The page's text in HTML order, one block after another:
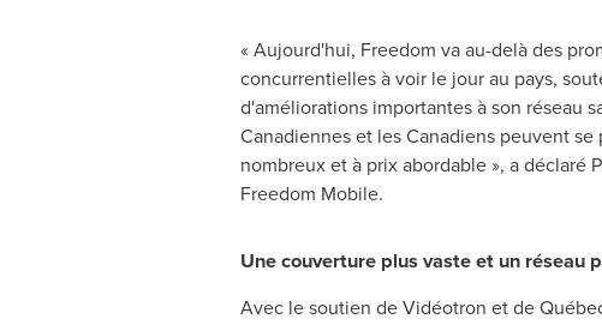
« Aujourd'hui, Freedom va au-delà des
concurrentielles à voir le jour au pays,
d'améliorations importantes à son réseau
Canadiennes et les Canadiens peuvent
nombreux et à prix abordable », a
Freedom Mobile.
Une couverture plus vaste et un réseau
Avec le soutien de Vidéotron et de